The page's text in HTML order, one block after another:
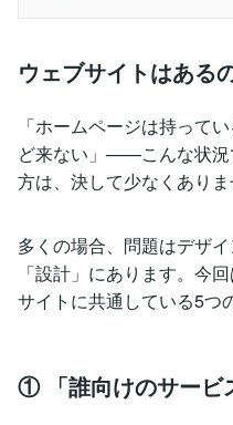
ウェブサイトはある
「ホームページは持って
ど来ない」——こんな状況
方は、決して少なくありま
多くの場合、問題はデザ
「設計」にあります。今
サイトに共通している5つ
① 「誰向けのサービ